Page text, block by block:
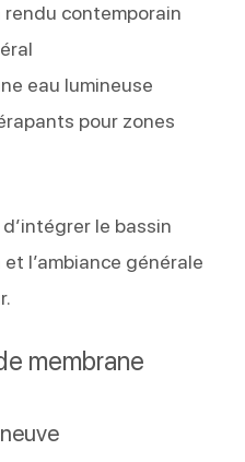
rendu contemporain
eau lumineuse
pour zones
le bassin
l’ambiance générale
membrane